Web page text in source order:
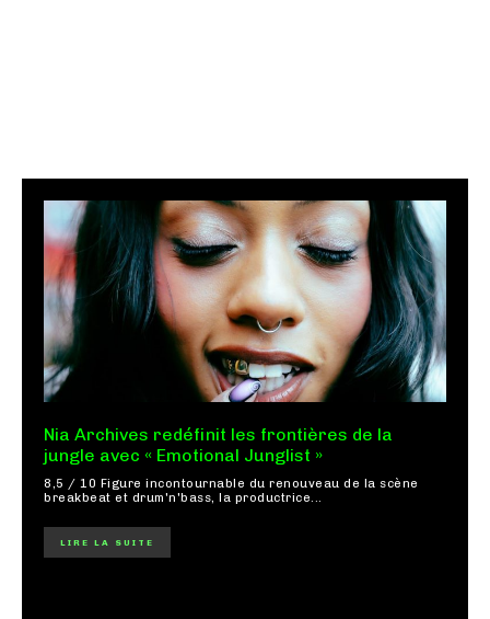
Nia Archives redéfinit les frontières de la
jungle avec « Emotional Junglist »
8,5 / 10 Figure incontournable du renouveau de la scène
breakbeat et drum'n'bass, la productrice...
LIRE LA SUITE